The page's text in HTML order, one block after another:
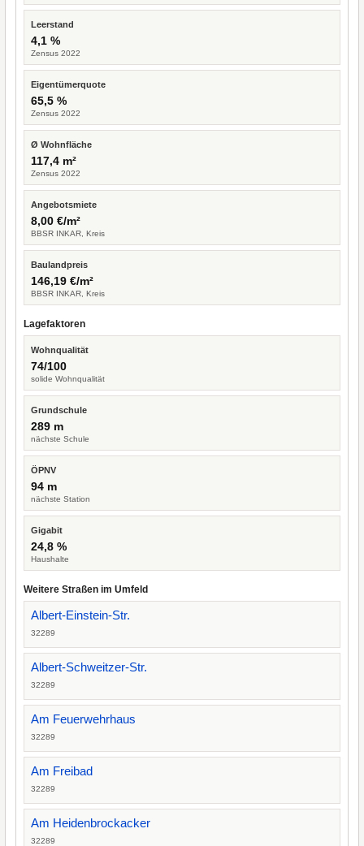
Leerstand
4,1 %
Zensus 2022
Eigentümerquote
65,5 %
Zensus 2022
Ø Wohnfläche
117,4 m²
Zensus 2022
Angebotsmiete
8,00 €/m²
BBSR INKAR, Kreis
Baulandpreis
146,19 €/m²
BBSR INKAR, Kreis
Lagefaktoren
Wohnqualität
74/100
solide Wohnqualität
Grundschule
289 m
nächste Schule
ÖPNV
94 m
nächste Station
Gigabit
24,8 %
Haushalte
Weitere Straßen im Umfeld
Albert-Einstein-Str.
32289
Albert-Schweitzer-Str.
32289
Am Feuerwehrhaus
32289
Am Freibad
32289
Am Heidenbrockacker
32289